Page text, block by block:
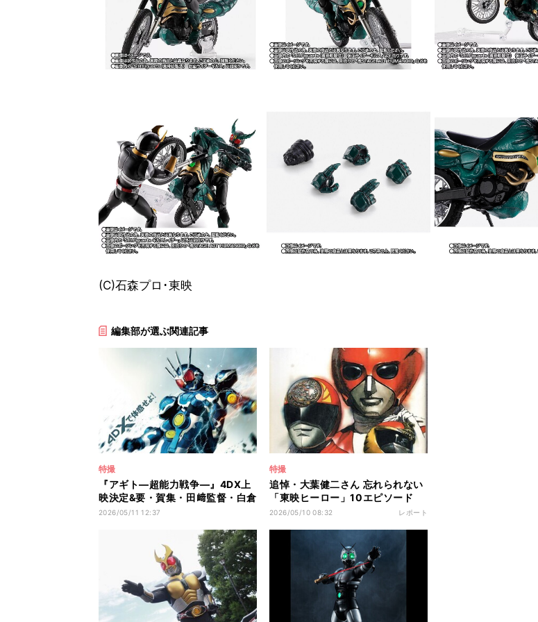
(C)石森プロ･東映
編集部が選ぶ関連記事
特撮
『アギト―超能力戦争―』4DX上
映決定&要・賀集・田﨑監督・白倉
P登壇の大ヒット御礼舞台挨拶実
2026/05/11 12:37
特撮
追悼・大葉健二さん 忘れられない
「東映ヒーロー」10エピソード
(前編)
2026/05/10 08:32 レポート